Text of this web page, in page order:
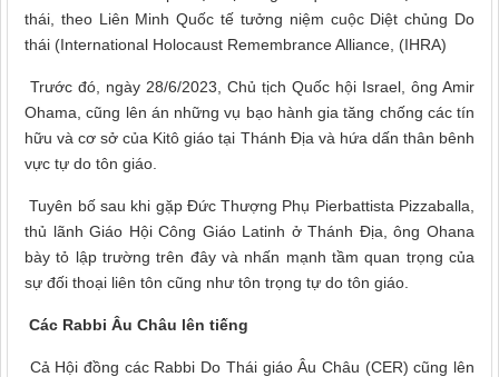
thái, theo Liên Minh Quốc tế tưởng niệm cuộc Diệt chủng Do
thái (International Holocaust Remembrance Alliance, (IHRA)
Trước đó, ngày 28/6/2023, Chủ tịch Quốc hội Israel, ông Amir
Ohama, cũng lên án những vụ bạo hành gia tăng chống các tín
hữu và cơ sở của Kitô giáo tại Thánh Địa và hứa dấn thân bênh
vực tự do tôn giáo.
Tuyên bố sau khi gặp Đức Thượng Phụ Pierbattista Pizzaballa,
thủ lãnh Giáo Hội Công Giáo Latinh ở Thánh Địa, ông Ohana
bày tỏ lập trường trên đây và nhấn mạnh tầm quan trọng của
sự đối thoại liên tôn cũng như tôn trọng tự do tôn giáo.
Các Rabbi Âu Châu lên tiếng
Cả Hội đồng các Rabbi Do Thái giáo Âu Châu (CER) cũng lên